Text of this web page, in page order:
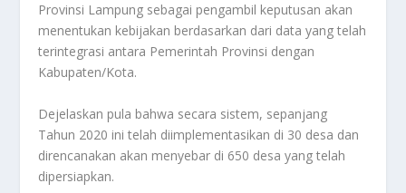
Provinsi Lampung sebagai pengambil keputusan akan
menentukan kebijakan berdasarkan dari data yang telah
terintegrasi antara Pemerintah Provinsi dengan
Kabupaten/Kota.
Dejelaskan pula bahwa secara sistem, sepanjang
Tahun 2020 ini telah diimplementasikan di 30 desa dan
direncanakan akan menyebar di 650 desa yang telah
dipersiapkan.